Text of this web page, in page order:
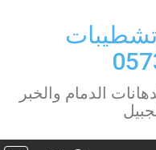
الدمام والخبر